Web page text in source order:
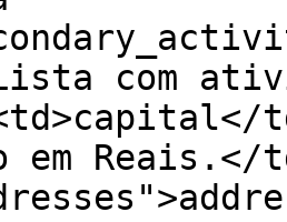
com
em Reais.</